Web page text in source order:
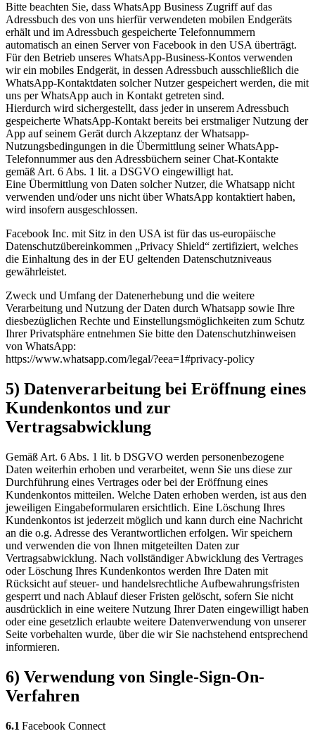
Bitte beachten Sie, dass WhatsApp Business Zugriff auf das
Adressbuch des von uns hierfür verwendeten mobilen Endgeräts
erhält und im Adressbuch gespeicherte Telefonnummern
automatisch an einen Server von Facebook in den USA überträgt.
Für den Betrieb unseres WhatsApp-Business-Kontos verwenden
wir ein mobiles Endgerät, in dessen Adressbuch ausschließlich die
WhatsApp-Kontaktdaten solcher Nutzer gespeichert werden, die mit
uns per WhatsApp auch in Kontakt getreten sind.
Hierdurch wird sichergestellt, dass jeder in unserem Adressbuch
gespeicherte WhatsApp-Kontakt bereits bei erstmaliger Nutzung der
App auf seinem Gerät durch Akzeptanz der Whatsapp-
Nutzungsbedingungen in die Übermittlung seiner WhatsApp-
Telefonnummer aus den Adressbüchern seiner Chat-Kontakte
gemäß Art. 6 Abs. 1 lit. a DSGVO eingewilligt hat.
Eine Übermittlung von Daten solcher Nutzer, die Whatsapp nicht
verwenden und/oder uns nicht über WhatsApp kontaktiert haben,
wird insofern ausgeschlossen.
Facebook Inc. mit Sitz in den USA ist für das us-europäische
Datenschutzübereinkommen „Privacy Shield“ zertifiziert, welches
die Einhaltung des in der EU geltenden Datenschutzniveaus
gewährleistet.
Zweck und Umfang der Datenerhebung und die weitere
Verarbeitung und Nutzung der Daten durch Whatsapp sowie Ihre
diesbezüglichen Rechte und Einstellungsmöglichkeiten zum Schutz
Ihrer Privatsphäre entnehmen Sie bitte den Datenschutzhinweisen
von WhatsApp:
https://www.whatsapp.com/legal/?eea=1#privacy-policy
5) Datenverarbeitung bei Eröffnung eines
Kundenkontos und zur
Vertragsabwicklung
Gemäß Art. 6 Abs. 1 lit. b DSGVO werden personenbezogene
Daten weiterhin erhoben und verarbeitet, wenn Sie uns diese zur
Durchführung eines Vertrages oder bei der Eröffnung eines
Kundenkontos mitteilen. Welche Daten erhoben werden, ist aus den
jeweiligen Eingabeformularen ersichtlich. Eine Löschung Ihres
Kundenkontos ist jederzeit möglich und kann durch eine Nachricht
an die o.g. Adresse des Verantwortlichen erfolgen. Wir speichern
und verwenden die von Ihnen mitgeteilten Daten zur
Vertragsabwicklung. Nach vollständiger Abwicklung des Vertrages
oder Löschung Ihres Kundenkontos werden Ihre Daten mit
Rücksicht auf steuer- und handelsrechtliche Aufbewahrungsfristen
gesperrt und nach Ablauf dieser Fristen gelöscht, sofern Sie nicht
ausdrücklich in eine weitere Nutzung Ihrer Daten eingewilligt haben
oder eine gesetzlich erlaubte weitere Datenverwendung von unserer
Seite vorbehalten wurde, über die wir Sie nachstehend entsprechend
informieren.
6) Verwendung von Single-Sign-On-
Verfahren
6.1 Facebook Connect